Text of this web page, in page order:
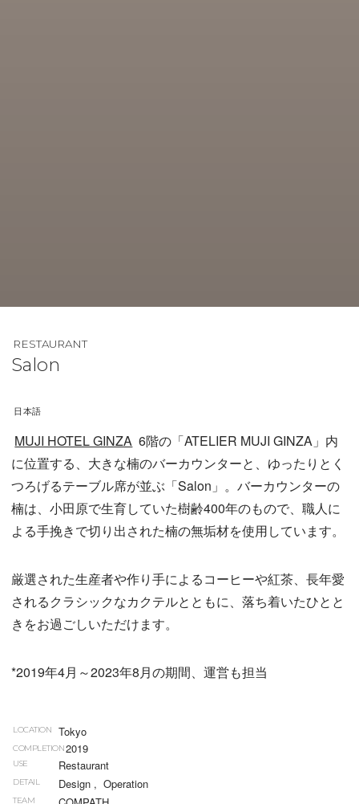
RESTAURANT
Salon
日本語
MUJI HOTEL GINZA 6階の「ATELIER MUJI GINZA」内
に位置する、大きな楠のバーカウンターと、ゆったりとく
つろげるテーブル席が並ぶ「Salon」。バーカウンターの
楠は、小田原で生育していた樹齢400年のもので、職人に
よる手挽きで切り出された楠の無垢材を使用しています。
厳選された生産者や作り手によるコーヒーや紅茶、長年愛
されるクラシックなカクテルとともに、落ち着いたひとと
きをお過ごしいただけます。
*2019年4月～2023年8月の期間、運営も担当
LOCATION Tokyo
COMPLETION2019
USE Restaurant
DETAIL Design , Operation
TEAM